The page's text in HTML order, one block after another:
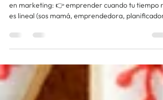
es para vos
En este artículo hablo de algo que casi nadie dice
es lineal (sos mamá, emprendedora,
de eventos familiares, community manager,
diseñadora) 👉 por qué improvisar en redes agota
clave: tiempo